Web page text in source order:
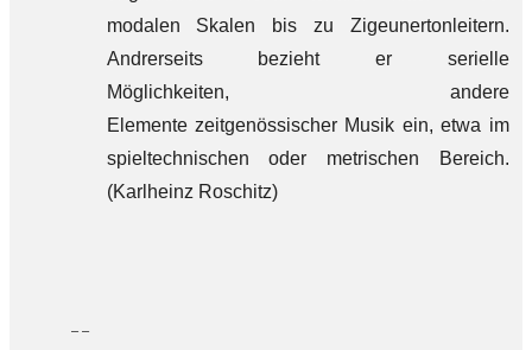
modalen Skalen bis zu Zigeunertonleitern.
Andrerseits bezieht er serielle
Möglichkeiten, andere
Elemente zeitgenössischer Musik ein, etwa im
spieltechnischen oder metrischen Bereich.
(Karlheinz Roschitz)
– –